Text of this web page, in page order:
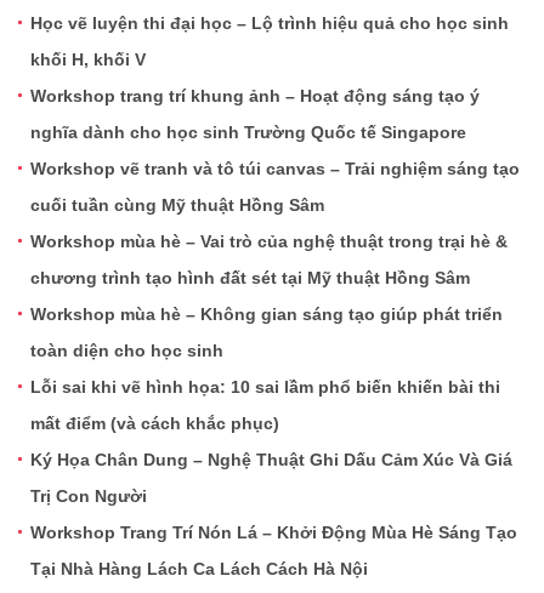
Học vẽ luyện thi đại học – Lộ trình hiệu quả cho học sinh
khối H, khối V
Workshop trang trí khung ảnh – Hoạt động sáng tạo ý
nghĩa dành cho học sinh Trường Quốc tế Singapore
Workshop vẽ tranh và tô túi canvas – Trải nghiệm sáng tạo
cuối tuần cùng Mỹ thuật Hồng Sâm
Workshop mùa hè – Vai trò của nghệ thuật trong trại hè &
chương trình tạo hình đất sét tại Mỹ thuật Hồng Sâm
Workshop mùa hè – Không gian sáng tạo giúp phát triển
toàn diện cho học sinh
Lỗi sai khi vẽ hình họa: 10 sai lầm phổ biến khiến bài thi
mất điểm (và cách khắc phục)
Ký Họa Chân Dung – Nghệ Thuật Ghi Dấu Cảm Xúc Và Giá
Trị Con Người
Workshop Trang Trí Nón Lá – Khởi Động Mùa Hè Sáng Tạo
Tại Nhà Hàng Lách Ca Lách Cách Hà Nội